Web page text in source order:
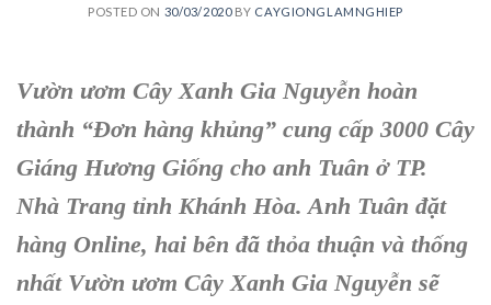
POSTED ON 30/03/2020BY CAYGIONGLAMNGHIEP
Vườn ươm Cây Xanh Gia Nguyễn hoàn
thành “Đơn hàng khủng” cung cấp 3000 Cây
Giáng Hương Giống cho anh Tuân ở TP.
Nhà Trang tỉnh Khánh Hòa. Anh Tuân đặt
hàng Online, hai bên đã thỏa thuận và thống
nhất Vườn ươm Cây Xanh Gia Nguyễn sẽ